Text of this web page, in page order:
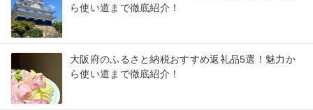
ら使い道まで徹底紹介！
大阪府のふるさと納税おすすめ返礼品5選！魅力か
ら使い道まで徹底紹介！